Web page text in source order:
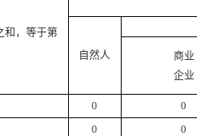
和，等于第
自然人
商业
企业
0 0
0 0